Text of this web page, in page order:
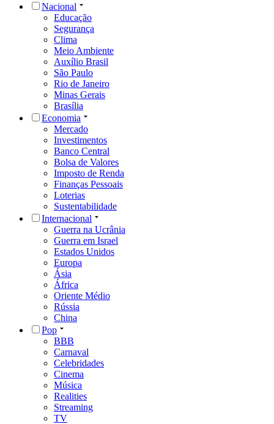
Nacional
Educação
Segurança
Clima
Meio Ambiente
Auxílio Brasil
São Paulo
Rio de Janeiro
Minas Gerais
Brasília
Economia
Mercado
Investimentos
Banco Central
Bolsa de Valores
Imposto de Renda
Finanças Pessoais
Loterias
Sustentabilidade
Internacional
Guerra na Ucrânia
Guerra em Israel
Estados Unidos
Europa
Ásia
África
Oriente Médio
Rússia
China
Pop
BBB
Carnaval
Celebridades
Cinema
Música
Realities
Streaming
TV